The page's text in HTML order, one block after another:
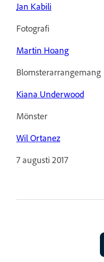
Jan Kabili
Fotografi
Martin Hoang
Blomsterarrangemang
Kiana Underwood
Mönster
Wil Ortanez
7 augusti 2017